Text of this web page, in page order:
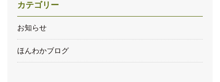
カテゴリー
お知らせ
ほんわかブログ